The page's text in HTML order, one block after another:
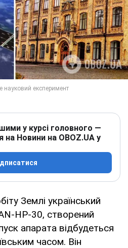
у курсі головного —
на Новини на OBOZ.UA у
Землі український
HP-30, створений
апарата відбудеться
часом. Він